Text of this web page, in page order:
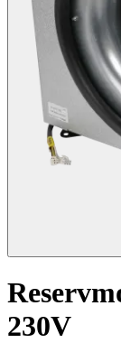
230V